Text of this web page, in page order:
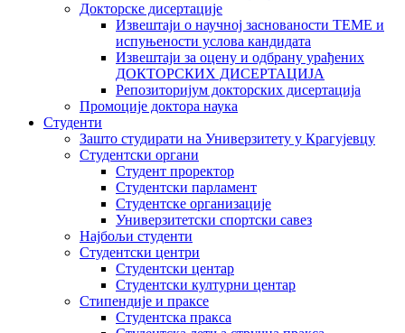
Докторске дисертације
Извештаји о научној заснованости ТЕМЕ и
испуњености услова кандидата
Извештаји за оцену и одбрану урађених
ДОКТОРСКИХ ДИСЕРТАЦИЈА
Репозиторијум докторских дисертација
Промоције доктора наука
Студенти
Зашто студирати на Универзитету у Крагујевцу
Студентски органи
Студент проректор
Студентски парламент
Студентске организације
Универзитетски спортски савез
Најбољи студенти
Студентски центри
Студентски центар
Студентски културни центар
Стипендије и праксе
Студентска пракса